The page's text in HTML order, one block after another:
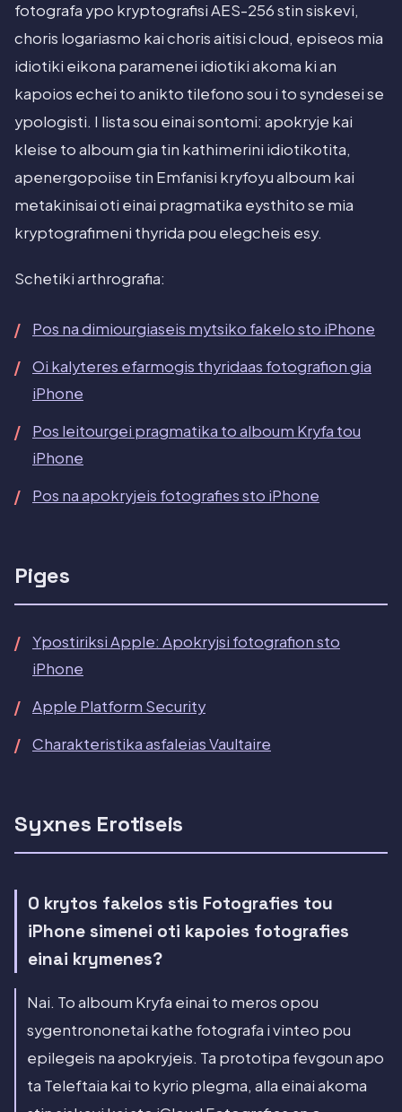
fotografa ypo kryptografisi AES-256 stin siskevi,
choris logariasmo kai choris aitisi cloud, episeos mia
idiotiki eikona paramenei idiotiki akoma ki an
kapoios echei to anikto tilefono sou i to syndesei se
ypologisti. I lista sou einai sontomi: apokryje kai
kleise to alboum gia tin kathimerini idiotikotita,
apenergopoiise tin Emfanisi kryfoyu alboum kai
metakinisai oti einai pragmatika eysthito se mia
kryptografimeni thyrida pou elegcheis esy.
Schetiki arthrografia:
Pos na dimiourgiaseis mytsiko fakelo sto iPhone
Oi kalyteres efarmogis thyridaas fotografion gia
iPhone
Pos leitourgei pragmatika to alboum Kryfa tou
iPhone
Pos na apokryjeis fotografies sto iPhone
Piges
Ypostiriksi Apple: Apokryjsi fotografion sto
iPhone
Apple Platform Security
Charakteristika asfaleias Vaultaire
Syxnes Erotiseis
O krytos fakelos stis Fotografies tou
iPhone simenei oti kapoies fotografies
einai krymenes?
Nai. To alboum Kryfa einai to meros opou
sygentrononetai kathe fotografa i vinteo pou
epilegeis na apokryjeis. Ta prototipa fevgoun apo
ta Teleftaia kai to kyrio plegma, alla einai akoma